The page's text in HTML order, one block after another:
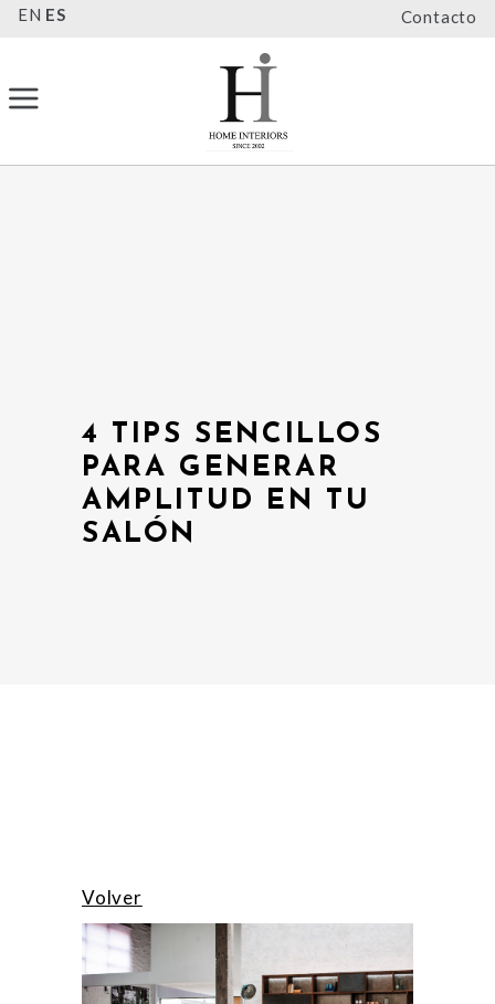
EN ES Contacto
4 TIPS SENCILLOS
PARA GENERAR
AMPLITUD EN TU
SALÓN
Volver